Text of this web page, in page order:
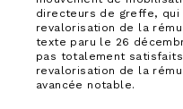
directeurs de greffe, qui
revalorisation de la
texte paru le 26
pas totalement
revalorisation de la
avancée notable.